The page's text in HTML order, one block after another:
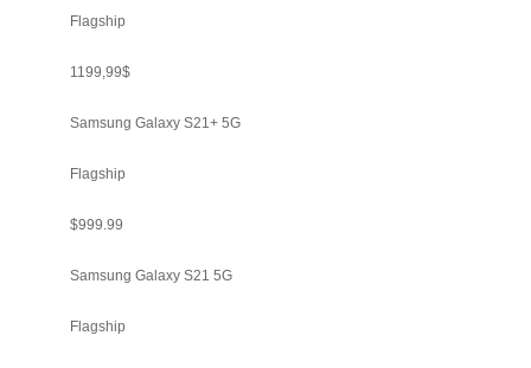
Flagship
1199,99$
Samsung Galaxy S21+ 5G
Flagship
$999.99
Samsung Galaxy S21 5G
Flagship